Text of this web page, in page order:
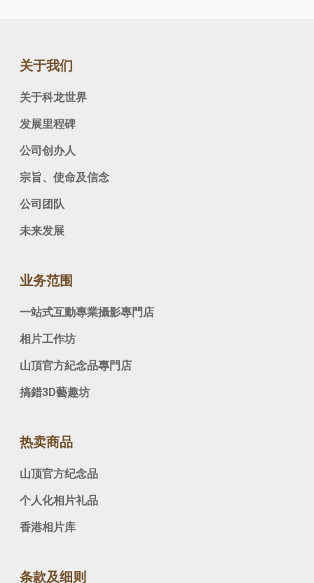
关于我们
关于科龙世界
发展里程碑
公司创办人
宗旨、使命及信念
公司团队
未来发展
业务范围
一站式互動專業攝影專門店
相片工作坊
山頂官方紀念品專門店
搞錯3D藝趣坊
热卖商品
山顶官方纪念品
个人化相片礼品
香港相片库
条款及细则